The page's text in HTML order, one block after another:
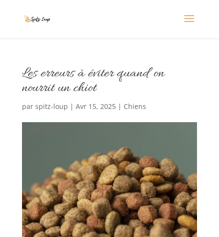
Les erreurs à éviter quand on
nourrit un chiot
par spitz-loup | Avr 15, 2025| Chiens